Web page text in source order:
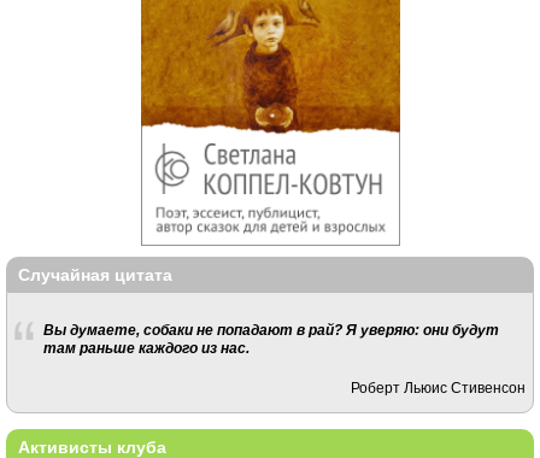
Случайная цитата
Вы думаете, собаки не попадают в рай? Я уверяю: они будут
там раньше каждого из нас.
Роберт Льюис Стивенсон
Активисты клуба